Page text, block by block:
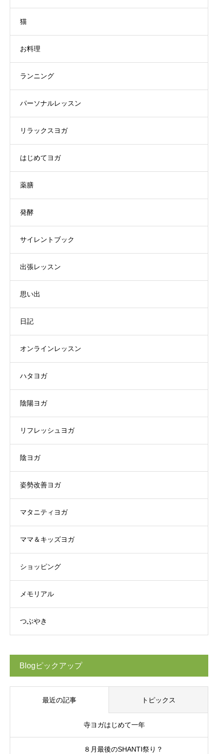
猫
お料理
ランニング
パーソナルレッスン
リラックスヨガ
はじめてヨガ
薬膳
発酵
サイレントブック
出張レッスン
思い出
日記
オンラインレッスン
ハタヨガ
陰陽ヨガ
リフレッシュヨガ
陰ヨガ
姿勢改善ヨガ
マタニティヨガ
ママ＆キッズヨガ
ショッピング
メモリアル
つぶやき
Blogピックアップ
最近の記事 トピックス
寺ヨガはじめて一年
８月最後のSHANTI祭り？